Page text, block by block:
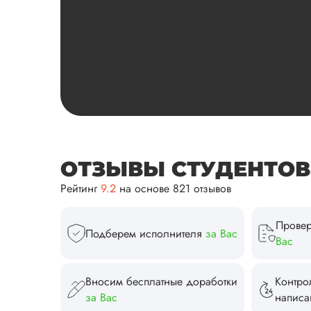
ОТЗЫВЫ СТУДЕНТОВ
Рейтинг9.2 на основе 821 отзывов
Подберем исполнителя за Вас
Вас
Вносим бесплатные доработки
за Вас